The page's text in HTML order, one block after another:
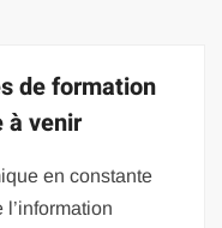
de formation
à venir
en constante